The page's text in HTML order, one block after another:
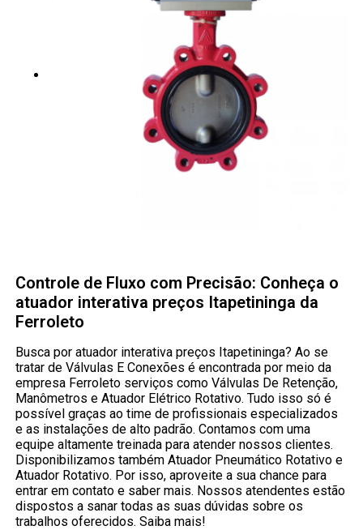
Controle de Fluxo com Precisão: Conheça o
atuador interativa preços Itapetininga da
Ferroleto
Busca por atuador interativa preços Itapetininga? Ao se
tratar de Válvulas E Conexões é encontrada por meio da
empresa Ferroleto serviços como Válvulas De Retenção,
Manômetros e Atuador Elétrico Rotativo. Tudo isso só é
possível graças ao time de profissionais especializados
e as instalações de alto padrão. Contamos com uma
equipe altamente treinada para atender nossos clientes.
Disponibilizamos também Atuador Pneumático Rotativo e
Atuador Rotativo. Por isso, aproveite a sua chance para
entrar em contato e saber mais. Nossos atendentes estão
dispostos a sanar todas as suas dúvidas sobre os
trabalhos oferecidos. Saiba mais!